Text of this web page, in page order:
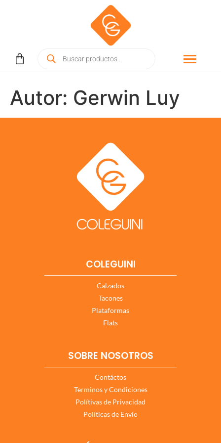
Autor: Gerwin Luy
COLEGUINI
Calzados
Tacones
Plataformas
Flats
SOBRE NOSOTROS
Contáctos
Terminos y Condiciones
Polítivas de Privacidad
Políticas de Envío